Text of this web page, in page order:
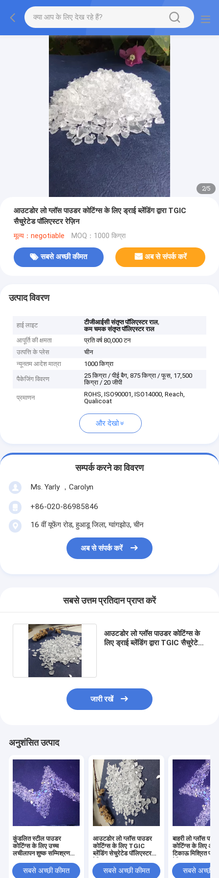
2/5
आउटडोर लो ग्लॉस पाउडर कोटिंग्स के लिए ड्राई ब्लेंडिंग द्वारा TGIC
सैचुरेटेड पॉलिएस्टर रेज़िन
मूल्य：negotiable MOQ：1000 किग्रा
सबसे अच्छी कीमत अब से संपर्क करें
उत्पाद विवरण
हाई लाइट टीजीआईसी संतृप्त पॉलिएस्टर राल,
कम चमक संतृप्त पॉलिएस्टर राल
आपूर्ति की क्षमता
प्रति वर्ष 80,000 टन
उत्पत्ति के प्लेस
चीन
न्यूनतम आदेश मात्रा
1000 किग्रा
पैकेजिंग विवरण
25 किग्रा / पीई बैग, 875 किग्रा / फूस, 17,500
किग्रा / 20 जीपी
प्रमाणन
ROHS, ISO90001, ISO14000, Reach,
Qualicoat
और देखो
सम्पर्क करने का विवरण
Ms. Yarly ，Carolyn
+86-020-86985846
16 वीं यूफेंग रोड, हुआडू जिला, ग्वांगझोउ, चीन
अब से संपर्क करें
सबसे उत्तम प्रतिदान प्राप्त करें
आउटडोर लो ग्लॉस पाउडर कोटिंग्स के
लिए ड्राई ब्लेंडिंग द्वारा TGIC सैचुरेटेड
जारी रखें
अनुशंसित उत्पाद
कुंडलित स्टील पाउडर
कोटिंग्स के लिए उच्च
लचीलापन शुष्क सम्मिश्रण
सबसे अच्छी कीमत
आउटडोर लो ग्लॉस पाउडर
कोटिंग्स के लिए TGIC
ब्लेंडिंग सेचुरेटेड पॉलिएस्टर
सबसे अच्छी कीमत
बाहरी लो ग्लॉस
कोटिंग्स के लिए
टिकाऊ मिश्रित
सबसे अच्छी